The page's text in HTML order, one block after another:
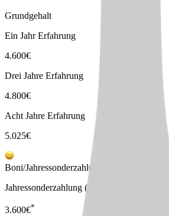
Grundgehalt
Ein Jahr Erfahrung
4.600€
Drei Jahre Erfahrung
4.800€
Acht Jahre Erfahrung
5.025€
Boni/Jahressonderzahlungen
Jahressonderzahlung (75%)
3.600€*